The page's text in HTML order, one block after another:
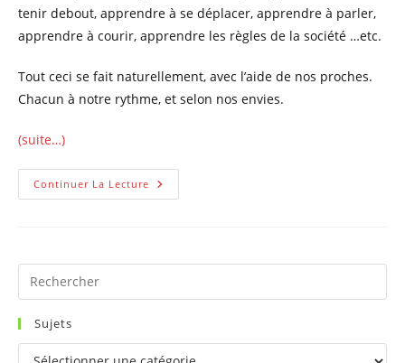
tenir debout, apprendre à se déplacer, apprendre à parler,
apprendre à courir, apprendre les règles de la société …etc.
Tout ceci se fait naturellement, avec l’aide de nos proches.
Chacun à notre rythme, et selon nos envies.
(suite…)
Continuer La Lecture Comment
Apprendre
Sujets
Sujets